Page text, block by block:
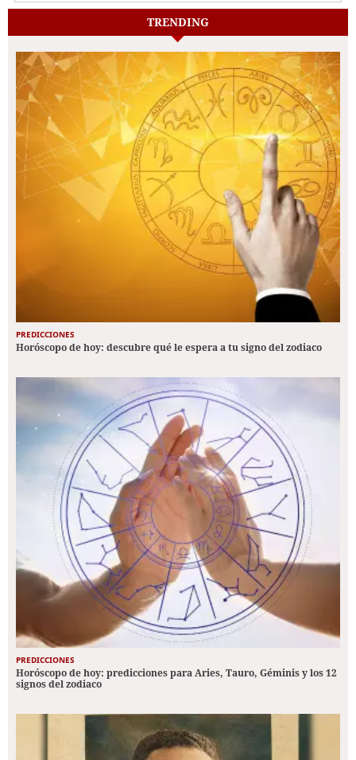
TRENDING
PREDICCIONES
Horóscopo de hoy: descubre qué le espera a tu signo del zodiaco
PREDICCIONES
Horóscopo de hoy: predicciones para Aries, Tauro, Géminis y los 12
signos del zodiaco